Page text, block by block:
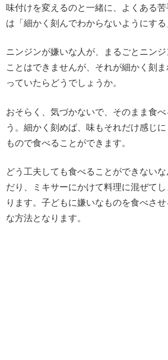
味付けを変えるのと一緒に、よくある
は「細かく刻んでわからないようにする
ニンジンが嫌いな人が、まるごとニン
ことはできませんが、それが細かく刻
っていたらどうでしょうか。
おそらく、気づかないで、そのまま食
う。細かく刻めば、味もそれだけ感じ
もので食べることができます。
どう工夫しても食べることができない
だり、ミキサーにかけて料理に混ぜて
ります。子どもに嫌いなものを食べさ
な方法となります。